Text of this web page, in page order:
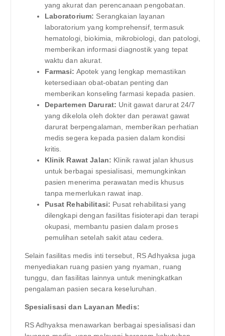
yang akurat dan perencanaan pengobatan.
Laboratorium: Serangkaian layanan
laboratorium yang komprehensif, termasuk
hematologi, biokimia, mikrobiologi, dan patologi,
memberikan informasi diagnostik yang tepat
waktu dan akurat.
Farmasi: Apotek yang lengkap memastikan
ketersediaan obat-obatan penting dan
memberikan konseling farmasi kepada pasien.
Departemen Darurat: Unit gawat darurat 24/7
yang dikelola oleh dokter dan perawat gawat
darurat berpengalaman, memberikan perhatian
medis segera kepada pasien dalam kondisi
kritis.
Klinik Rawat Jalan: Klinik rawat jalan khusus
untuk berbagai spesialisasi, memungkinkan
pasien menerima perawatan medis khusus
tanpa memerlukan rawat inap.
Pusat Rehabilitasi: Pusat rehabilitasi yang
dilengkapi dengan fasilitas fisioterapi dan terapi
okupasi, membantu pasien dalam proses
pemulihan setelah sakit atau cedera.
Selain fasilitas medis inti tersebut, RS Adhyaksa juga
menyediakan ruang pasien yang nyaman, ruang
tunggu, dan fasilitas lainnya untuk meningkatkan
pengalaman pasien secara keseluruhan.
Spesialisasi dan Layanan Medis:
RS Adhyaksa menawarkan berbagai spesialisasi dan